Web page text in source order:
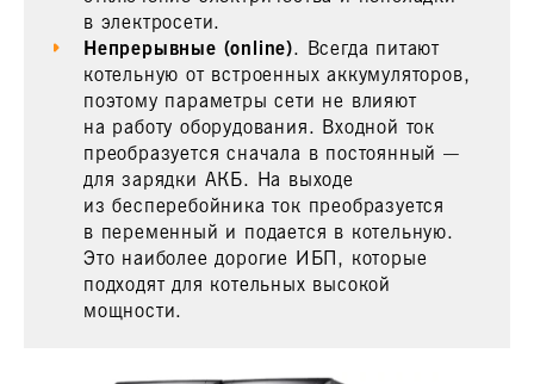
в электросети.
Непрерывные (online). Всегда питают
котельную от встроенных аккумуляторов,
поэтому параметры сети не влияют
на работу оборудования. Входной ток
преобразуется сначала в постоянный —
для зарядки АКБ. На выходе
из бесперебойника ток преобразуется
в переменный и подается в котельную.
Это наиболее дорогие ИБП, которые
подходят для котельных высокой
мощности.